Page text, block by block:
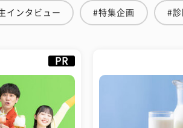
インタビュー #特集企画 #診
PR